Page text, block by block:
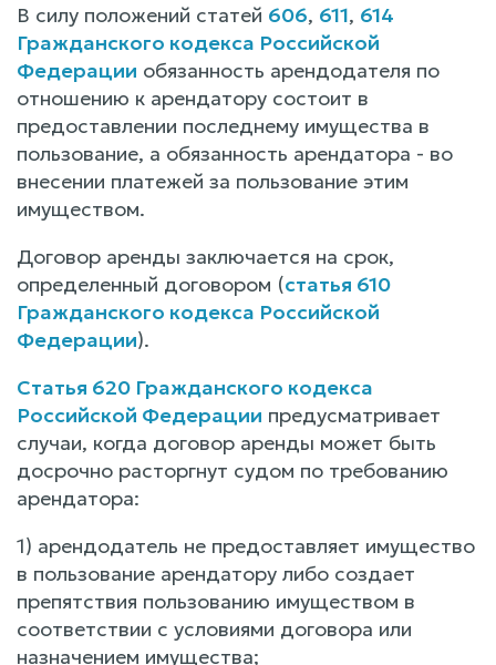
В силу положений статей 606, 611, 614
Гражданского кодекса Российской
Федерации обязанность арендодателя по
отношению к арендатору состоит в
предоставлении последнему имущества в
пользование, а обязанность арендатора - во
внесении платежей за пользование этим
имуществом.
Договор аренды заключается на срок,
определенный договором (статья 610
Гражданского кодекса Российской
Федерации).
Статья 620 Гражданского кодекса
Российской Федерации предусматривает
случаи, когда договор аренды может быть
досрочно расторгнут судом по требованию
арендатора:
1) арендодатель не предоставляет имущество
в пользование арендатору либо создает
препятствия пользованию имуществом в
соответствии с условиями договора или
назначением имущества;